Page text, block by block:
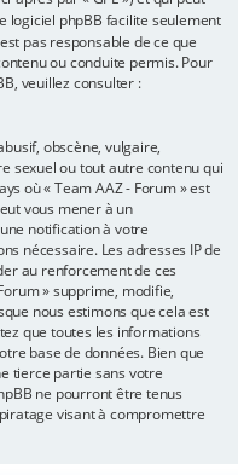
logiciel phpBB facilite seulement
pas responsable de ce que
ou conduite permis. Pour
veuillez consulter :
obscène, vulgaire,
sexuel ou tout autre contenu qui
où « Team AAZ - Forum » est
vous mener à un
notification à votre
nécessaire. Les adresses IP de
au renforcement de ces
» supprime, modifie,
nous estimons que cela est
que toutes les informations
base de données. Bien que
tierce partie sans votre
ne pourront être tenus
visant à compromettre